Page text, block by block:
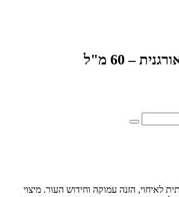
– 60 מ"ל
לאיחוי, הזנה עמוקה וחידוש העור. מיצוי